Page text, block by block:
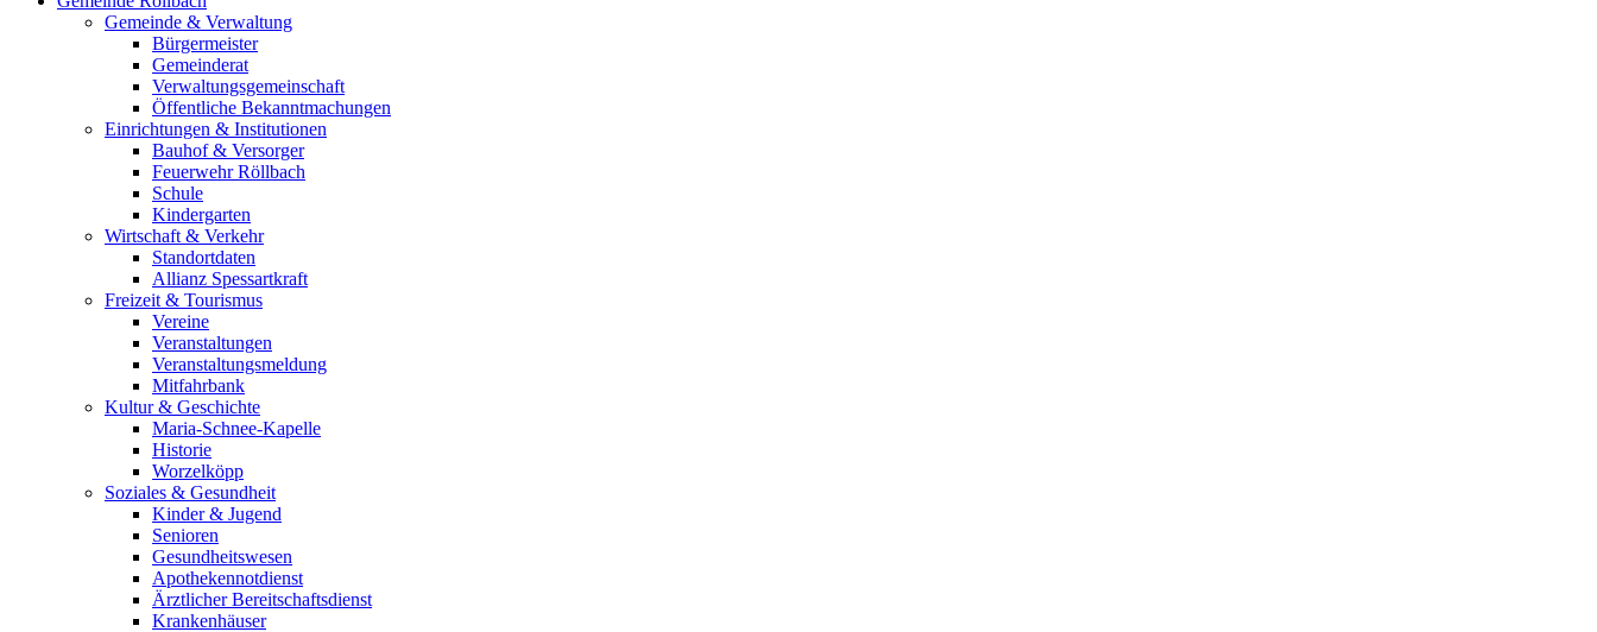
Gemeinde & Verwaltung
Bürgermeister
Gemeinderat
Verwaltungsgemeinschaft
Öffentliche Bekanntmachungen
Einrichtungen & Institutionen
Bauhof & Versorger
Feuerwehr Röllbach
Schule
Kindergarten
Wirtschaft & Verkehr
Standortdaten
Allianz Spessartkraft
Freizeit & Tourismus
Vereine
Veranstaltungen
Veranstaltungsmeldung
Mitfahrbank
Kultur & Geschichte
Maria-Schnee-Kapelle
Historie
Worzelköpp
Soziales & Gesundheit
Kinder & Jugend
Senioren
Gesundheitswesen
Apothekennotdienst
Ärztlicher Bereitschaftsdienst
Krankenhäuser